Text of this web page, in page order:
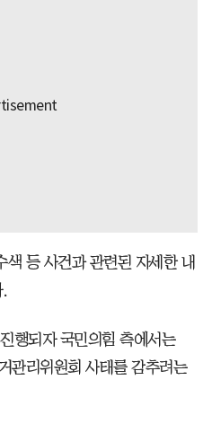
등 사건과 관련된 자세한 내
행되자 국민의힘 측에서는
관리위원회 사태를 감추려는